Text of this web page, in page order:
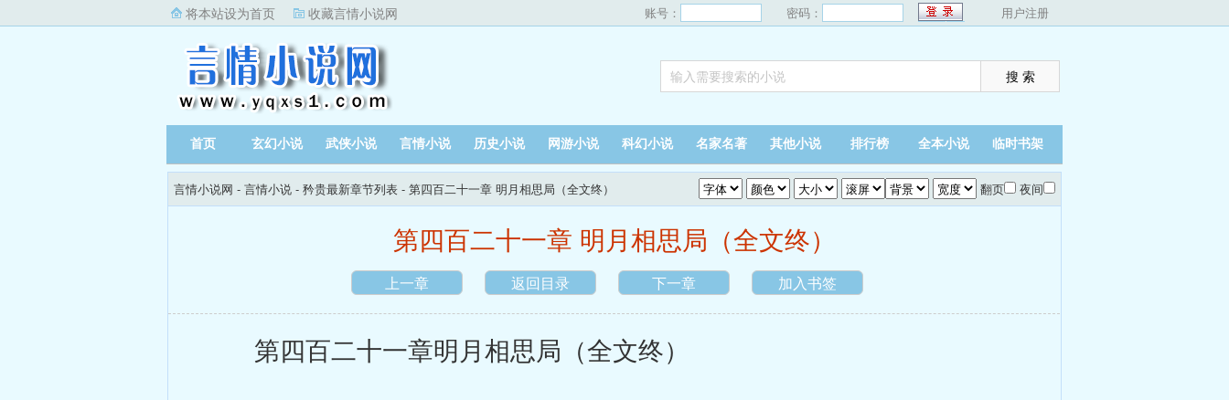
将本站设为首页 收藏言情小说网 账号： 密码： 用户注册
首页 玄幻小说 武侠小说 言情小说 历史小说 网游小说 科幻小说 名家名著 其他小说 排行榜 全本小说 临时书架
言情小说网 - 言情小说 - 矜贵最新章节列表 - 第四百二十一章 明月相思局（全文终） 翻页 夜间
第四百二十一章 明月相思局（全文终）
上一章 返回目录 下一章 加入书签
第四百二十一章明月相思局（全文终）